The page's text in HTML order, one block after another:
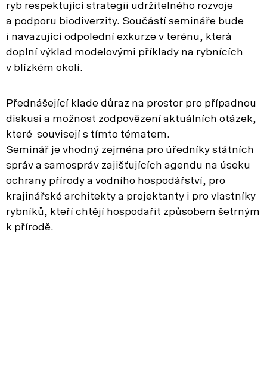
ryb respektující strategii udržitelného rozvoje
a podporu biodiverzity. Součástí semináře bude
i navazující odpolední exkurze v terénu, která
doplní výklad modelovými příklady na rybnících
v blízkém okolí.
Přednášející klade důraz na prostor pro případnou
diskusi a možnost zodpovězení aktuálních otázek,
které souvisejí s tímto tématem.
Seminář je vhodný zejména pro úředníky státních
správ a samospráv zajišťujících agendu na úseku
ochrany přírody a vodního hospodářství, pro
krajinářské architekty a projektanty i pro vlastníky
rybníků, kteří chtějí hospodařit způsobem šetrným
k přírodě.